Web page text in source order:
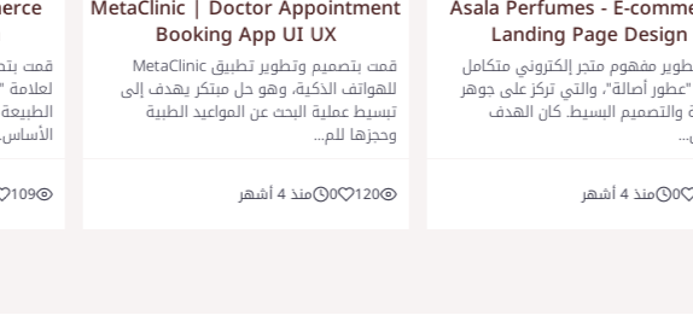
Asala Perfumes - E-
Landing Page Design
مفهوم متجر إلكتروني متكامل
أصالة"، والتي تركز على جوهر
والتصميم البسيط. كان الهدف
0 منذ 4 أشهر
MetaClinic | Doctor Appointment
Booking App UI UX
قمت بتصميم وتطوير تطبيق MetaClinic
للهواتف الذكية، وهو حل مبتكر يهدف إلى
تبسيط عملية البحث عن المواعيد الطبية
وحجزها للم...
120
0 منذ 4 أشهر
قمت
109